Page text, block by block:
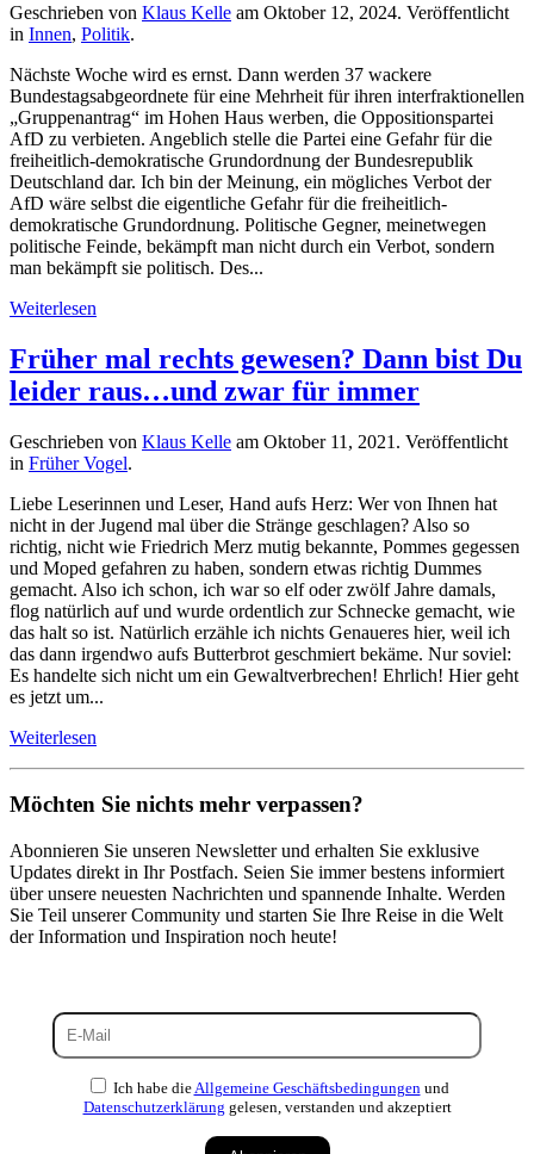
Geschrieben von Klaus Kelle am Oktober 12, 2024. Veröffentlicht
in Innen, Politik.
Nächste Woche wird es ernst. Dann werden 37 wackere
Bundestagsabgeordnete für eine Mehrheit für ihren interfraktionellen
„Gruppenantrag“ im Hohen Haus werben, die Oppositionspartei
AfD zu verbieten. Angeblich stelle die Partei eine Gefahr für die
freiheitlich-demokratische Grundordnung der Bundesrepublik
Deutschland dar. Ich bin der Meinung, ein mögliches Verbot der
AfD wäre selbst die eigentliche Gefahr für die freiheitlich-
demokratische Grundordnung. Politische Gegner, meinetwegen
politische Feinde, bekämpft man nicht durch ein Verbot, sondern
man bekämpft sie politisch. Des...
Weiterlesen
Früher mal rechts gewesen? Dann bist Du
leider raus…und zwar für immer
Geschrieben von Klaus Kelle am Oktober 11, 2021 . Veröffentlicht
in Früher Vogel.
Liebe Leserinnen und Leser, Hand aufs Herz: Wer von Ihnen hat
nicht in der Jugend mal über die Stränge geschlagen? Also so
richtig, nicht wie Friedrich Merz mutig bekannte, Pommes gegessen
und Moped gefahren zu haben, sondern etwas richtig Dummes
gemacht. Also ich schon, ich war so elf oder zwölf Jahre damals,
flog natürlich auf und wurde ordentlich zur Schnecke gemacht, wie
das halt so ist. Natürlich erzähle ich nichts Genaueres hier, weil ich
das dann irgendwo aufs Butterbrot geschmiert bekäme. Nur soviel:
Es handelte sich nicht um ein Gewaltverbrechen! Ehrlich! Hier geht
es jetzt um...
Weiterlesen
Möchten Sie nichts mehr verpassen?
Abonnieren Sie unseren Newsletter und erhalten Sie exklusive
Updates direkt in Ihr Postfach. Seien Sie immer bestens informiert
über unsere neuesten Nachrichten und spannende Inhalte. Werden
Sie Teil unserer Community und starten Sie Ihre Reise in die Welt
der Information und Inspiration noch heute!
Ich habe dieAllgemeine Geschäftsbedingungenund
Datenschutzerklärung gelesen, verstanden und akzeptiert